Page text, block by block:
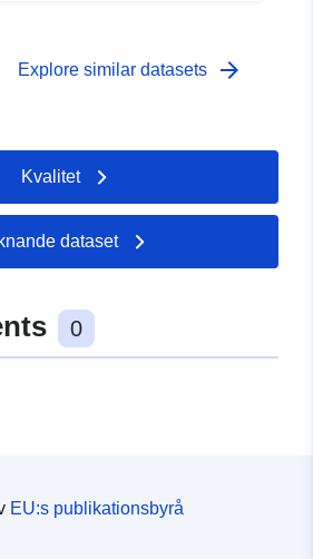
- 31 December 2008
Explore similar datasets arrow_forward
Kvalitet
dataset
0
EU:s publikationsbyrå